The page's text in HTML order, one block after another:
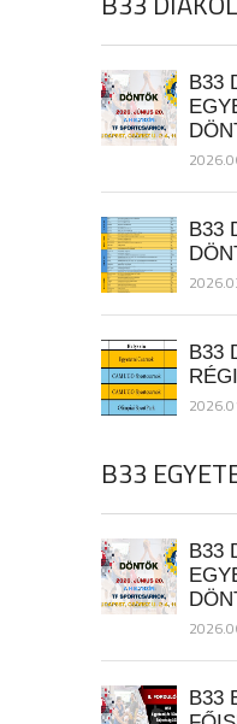
B33
B33
B33
B33
B33
B33